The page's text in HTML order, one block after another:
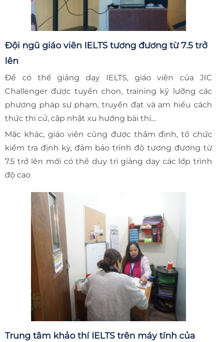
Đội ngũ giáo viên IELTS tương đương từ 7.5 trở
lên
Để có thể giảng dạy IELTS, giáo viên của JIC
Challenger được tuyển chọn, training kỹ lưỡng các
phương pháp sư phạm, truyền đạt và am hiểu cách
thức thi cử, cập nhật xu hướng bài thi…
Mặc khác, giáo viên cũng được thẩm định, tổ chức
kiểm tra định kỳ, đảm bảo trình độ tương đương từ
7.5 trở lên mới có thể duy trì giảng dạy các lớp trình
độ cao
Trung tâm khảo thí IELTS trên máy tính của